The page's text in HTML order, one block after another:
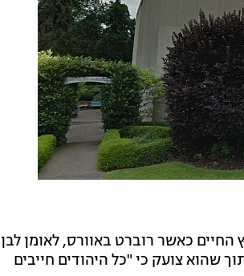
כאשר רוברט באוורס, לאומן לבן
תוך שהוא צועק כי "כל היהודים חייבים